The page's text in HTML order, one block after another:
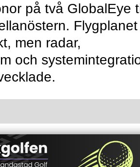
på två GlobalEye
men radar,
och